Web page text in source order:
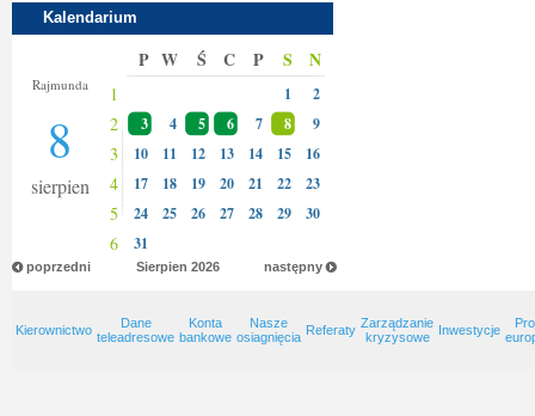
Kalendarium
Rajmunda
8
sierpien
P W Ś C P S N
1 1 2
2 3 4 5 6 7 8 9
3 10 11 12 13 14 15 16
4 17 18 19 20 21 22 23
5 24 25 26 27 28 29 30
6 31
poprzedni następny
Sierpien 2026
Kierownictwo
Dane
teleadresowe
Konta
bankowe
Nasze
osiagnięcia Referaty Zarządzanie
kryzysowe
Inwestycje